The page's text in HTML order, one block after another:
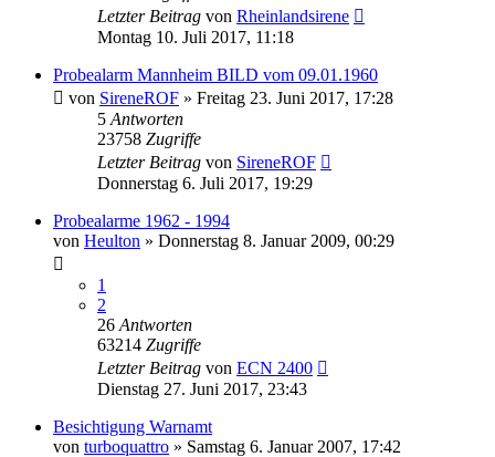
Letzter Beitrag von Rheinlandsirene
Montag 10. Juli 2017, 11:18
Probealarm Mannheim BILD vom 09.01.1960
von SireneROF » Freitag 23. Juni 2017, 17:28
5 Antworten
23758 Zugriffe
Letzter Beitrag von SireneROF
Donnerstag 6. Juli 2017, 19:29
Probealarme 1962 - 1994
von Heulton » Donnerstag 8. Januar 2009, 00:29
1
2
26 Antworten
63214 Zugriffe
Letzter Beitrag von ECN 2400
Dienstag 27. Juni 2017, 23:43
Besichtigung Warnamt
von turboquattro » Samstag 6. Januar 2007, 17:42